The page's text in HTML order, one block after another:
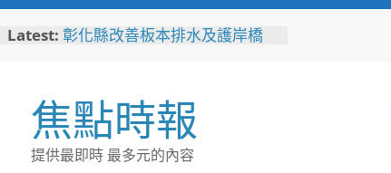
Latest: 彰化縣改善板本排水及護岸橋
少子化時代的地方解方！彰化市
未婚聯誼6年促成10對佳偶
彰化縣長參選人魏平政率議員團
隊攜手造勢 盼翻轉彰化打造新
焦點時報
提供最即時 最多元的內容